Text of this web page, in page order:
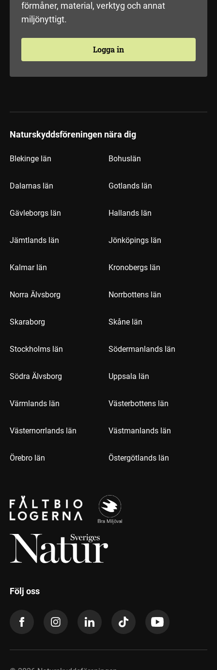
förmåner, material, verktyg och annat
miljönyttigt.
Logga in
Naturskyddsföreningen nära dig
Blekinge län Bohuslän
Dalarnas län Gotlands län
Gävleborgs län Hallands län
Jämtlands län Jönköpings län
Kalmar län Kronobergs län
Norra Älvsborg Norrbottens län
Skaraborg Skåne län
Stockholms län Södermanlands län
Södra Älvsborg Uppsala län
Värmlands län Västerbottens län
Västernorrlands län Västmanlands län
Örebro län Östergötlands län
Följ oss